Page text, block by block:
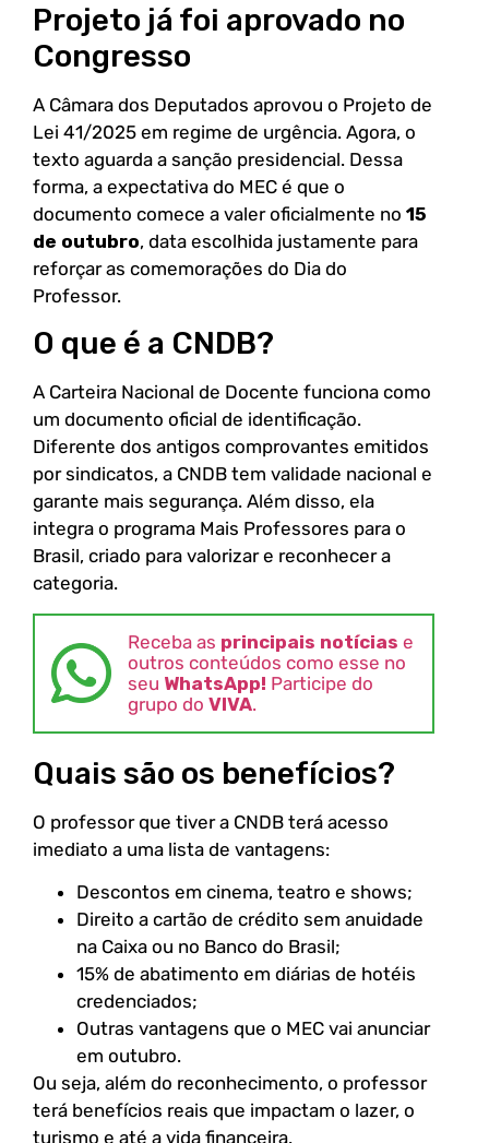
Projeto já foi aprovado no
Congresso
A Câmara dos Deputados aprovou o Projeto de
Lei 41/2025 em regime de urgência. Agora, o
texto aguarda a sanção presidencial. Dessa
forma, a expectativa do MEC é que o
documento comece a valer oficialmente no 15
de outubro, data escolhida justamente para
reforçar as comemorações do Dia do
Professor.
O que é a CNDB?
A Carteira Nacional de Docente funciona como
um documento oficial de identificação.
Diferente dos antigos comprovantes emitidos
por sindicatos, a CNDB tem validade nacional e
garante mais segurança. Além disso, ela
integra o programa Mais Professores para o
Brasil, criado para valorizar e reconhecer a
categoria.
Receba as principais notícias e
outros conteúdos como esse no
seu WhatsApp! Participe do
grupo do VIVA.
Quais são os benefícios?
O professor que tiver a CNDB terá acesso
imediato a uma lista de vantagens:
Descontos em cinema, teatro e shows;
Direito a cartão de crédito sem anuidade
na Caixa ou no Banco do Brasil;
15% de abatimento em diárias de hotéis
credenciados;
Outras vantagens que o MEC vai anunciar
em outubro.
Ou seja, além do reconhecimento, o professor
terá benefícios reais que impactam o lazer, o
turismo e até a vida financeira.